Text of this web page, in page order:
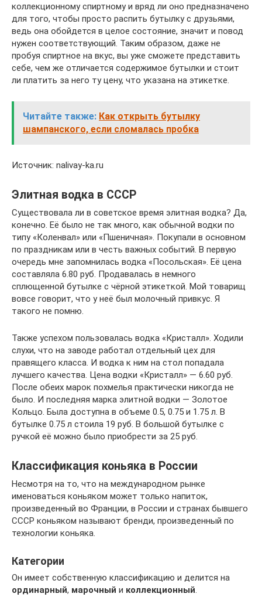
коллекционному спиртному и вряд ли оно предназначено
для того, чтобы просто распить бутылку с друзьями,
ведь она обойдется в целое состояние, значит и повод
нужен соответствующий. Таким образом, даже не
пробуя спиртное на вкус, вы уже сможете представить
себе, чем же отличается содержимое бутылки и стоит
ли платить за него ту цену, что указана на этикетке.
Читайте также: Как открыть бутылку
шампанского, если сломалась пробка
Источник: nalivay-ka.ru
Элитная водка в СССР
Существовала ли в советское время элитная водка? Да,
конечно. Её было не так много, как обычной водки по
типу «Коленвал» или «Пшеничная». Покупали в основном
по праздникам или в честь важных событий. В первую
очередь мне запомнилась водка «Посольская». Её цена
составляла 6.80 руб. Продавалась в немного
сплющенной бутылке с чёрной этикеткой. Мой товарищ
вовсе говорит, что у неё был молочный привкус. Я
такого не помню.
Также успехом пользовалась водка «Кристалл». Ходили
слухи, что на заводе работал отдельный цех для
правящего класса. И водка к ним на стол попадала
лучшего качества. Цена водки «Кристалл» — 6.60 руб.
После обеих марок похмелья практически никогда не
было. И последняя марка элитной водки — Золотое
Кольцо. Была доступна в объеме 0.5, 0.75 и 1.75 л. В
бутылке 0.75 л стоила 19 руб. В большой бутылке с
ручкой её можно было приобрести за 25 руб.
Классификация коньяка в России
Несмотря на то, что на международном рынке
именоваться коньяком может только напиток,
произведенный во Франции, в России и странах бывшего
СССР коньяком называют бренди, произведенный по
технологии коньяка.
Категории
Он имеет собственную классификацию и делится на
ординарный, марочный и коллекционный.